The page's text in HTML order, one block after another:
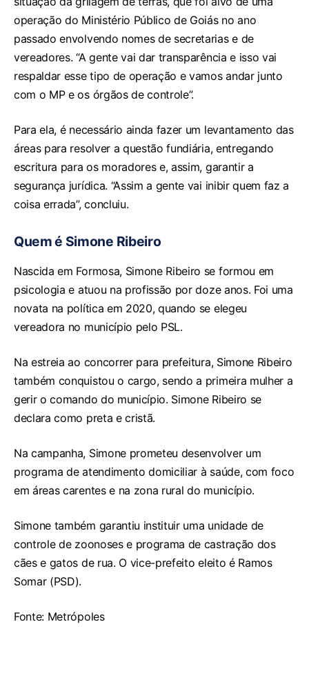
operação do Ministério Público de Goiás no ano
passado envolvendo nomes de secretarias e de
vereadores. “A gente vai dar transparência e isso vai
respaldar esse tipo de operação e vamos andar junto
com o MP e os órgãos de controle”.
Para ela, é necessário ainda fazer um levantamento das
áreas para resolver a questão fundiária, entregando
escritura para os moradores e, assim, garantir a
segurança jurídica. “Assim a gente vai inibir quem faz a
coisa errada”, concluiu.
Quem é Simone Ribeiro
Nascida em Formosa, Simone Ribeiro se formou em
psicologia e atuou na profissão por doze anos. Foi uma
novata na política em 2020, quando se elegeu
vereadora no município pelo PSL.
Na estreia ao concorrer para prefeitura, Simone Ribeiro
também conquistou o cargo, sendo a primeira mulher a
gerir o comando do município. Simone Ribeiro se
declara como preta e cristã.
Na campanha, Simone prometeu desenvolver um
programa de atendimento domiciliar à saúde, com foco
em áreas carentes e na zona rural do município.
Simone também garantiu instituir uma unidade de
controle de zoonoses e programa de castração dos
cães e gatos de rua. O vice-prefeito eleito é Ramos
Somar (PSD).
Fonte: Metrópoles